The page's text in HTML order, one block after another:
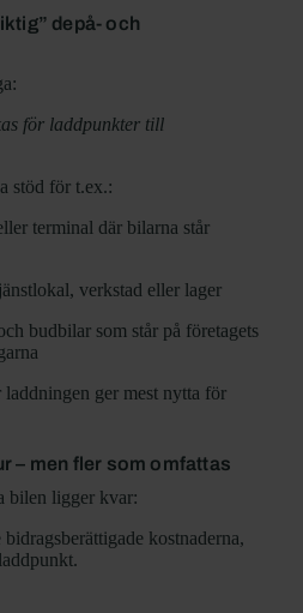
depå- och
för laddpunkter till
stöd för t.ex.:
terminal där bilarna står
verkstad eller lager
budbilar som står på företagets
ger mest nytta för
– men fler som omfattas
bilen ligger kvar:
kostnaderna,